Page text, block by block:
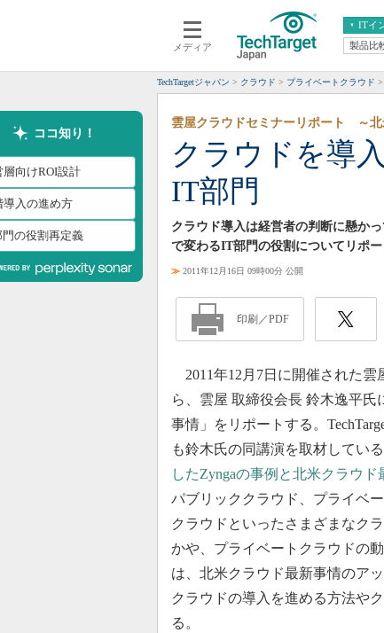
メディア
ITイ
クラウド
スマートモバイル
ネットワーク
システム運用管理
エンタープ
ERP
CX
情報系システム
製品比
TechTargetジャパン クラウド プライベートクラウド
ココ知り！
層向けROI設計
導入の進め方
門の役割再定義
クラウドを導
IT部門
雲屋クラウドセミナーリポート ～北
クラウド導入は経営者の判断に懸か
で変わるIT部門の役割についてリポー
≫ 2011年12月16日 09時00分 公開
印刷／PDF
2011年12月7日に開催された雲
ら、雲屋 取締役会長 鈴木逸平
事情」をリポートする。
も鈴木氏の同講演を取材している
したZyngaの事例と北米クラウド
パブリッククラウド、プライベ
クラウドといったさまざまなク
かや、プライベートクラウドの
は、北米クラウド最新事情のア
クラウドの導入を進める方法や
る。